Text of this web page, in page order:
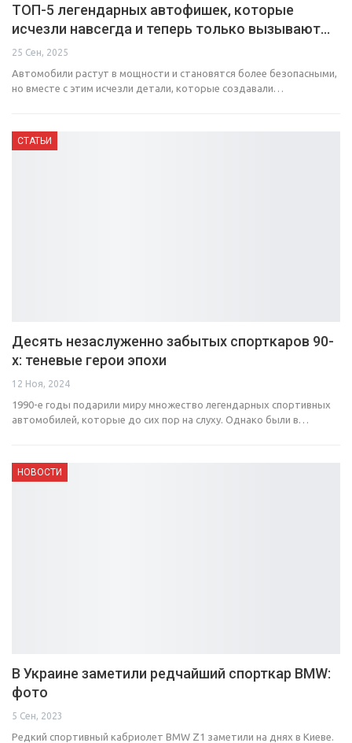
ТОП-5 легендарных автофишек, которые
исчезли навсегда и теперь только вызывают…
25 Сен, 2025
Автомобили растут в мощности и становятся более безопасными,
но вместе с этим исчезли детали, которые создавали…
СТАТЬИ
Десять незаслуженно забытых спорткаров 90-
х: теневые герои эпохи
12 Ноя, 2024
1990-е годы подарили миру множество легендарных спортивных
автомобилей, которые до сих пор на слуху. Однако были в…
НОВОСТИ
В Украине заметили редчайший спорткар BMW:
фото
5 Сен, 2023
Редкий спортивный кабриолет BMW Z1 заметили на днях в Киеве.